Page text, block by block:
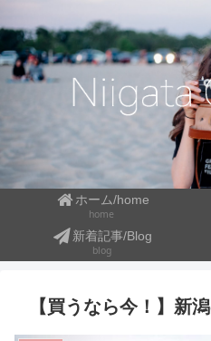
ホーム/home
home
新着記事/Blog
blog
【買うなら今！】新